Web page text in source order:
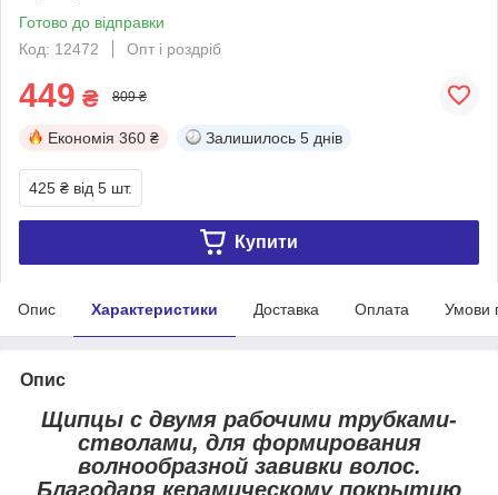
Готово до відправки
Код: 12472
Опт і роздріб
449 ₴ 809 ₴
Економія 360 ₴ Залишилось 5 днів
425 ₴ від 5 шт.
Купити
Опис Характеристики Доставка Оплата Умови
Опис
Щипцы с двумя рабочими трубками-
стволами, для формирования
волнообразной завивки волос.
Благодаря керамическому покрытию